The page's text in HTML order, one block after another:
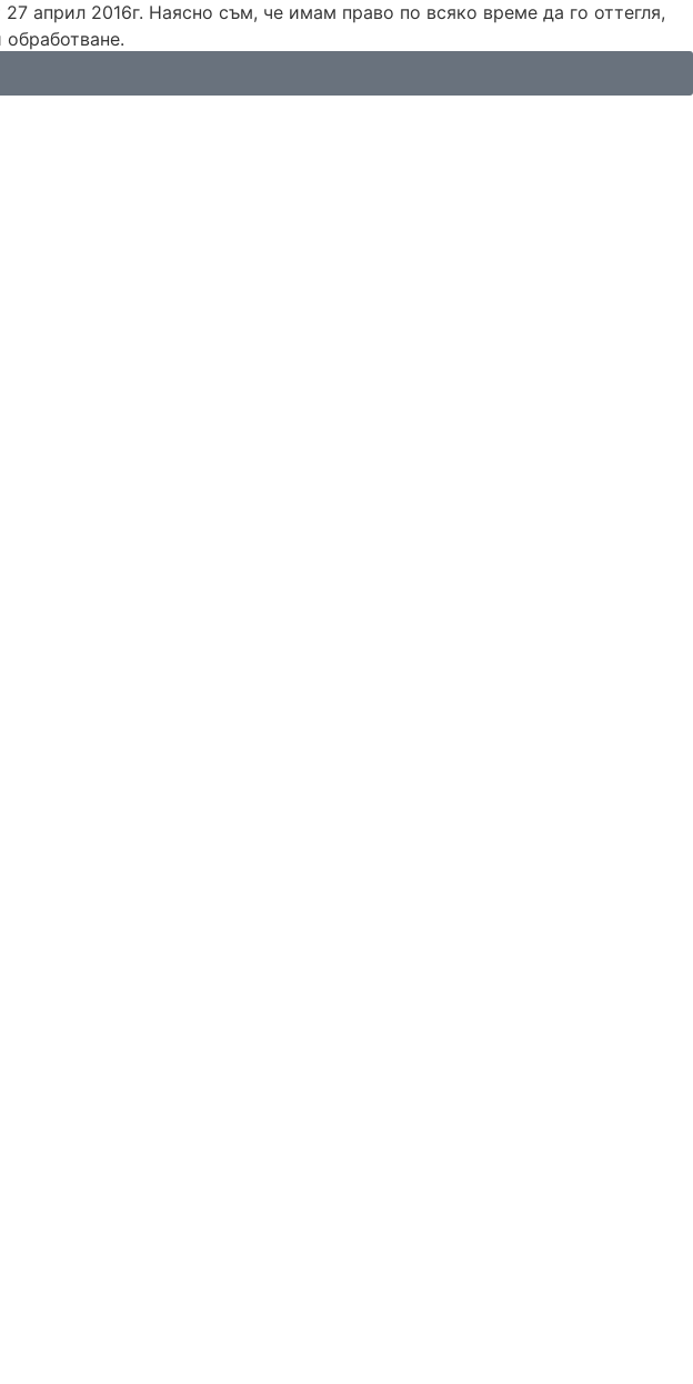
април 2016г. Наясно съм, че имам право по всяко време да го оттегля,